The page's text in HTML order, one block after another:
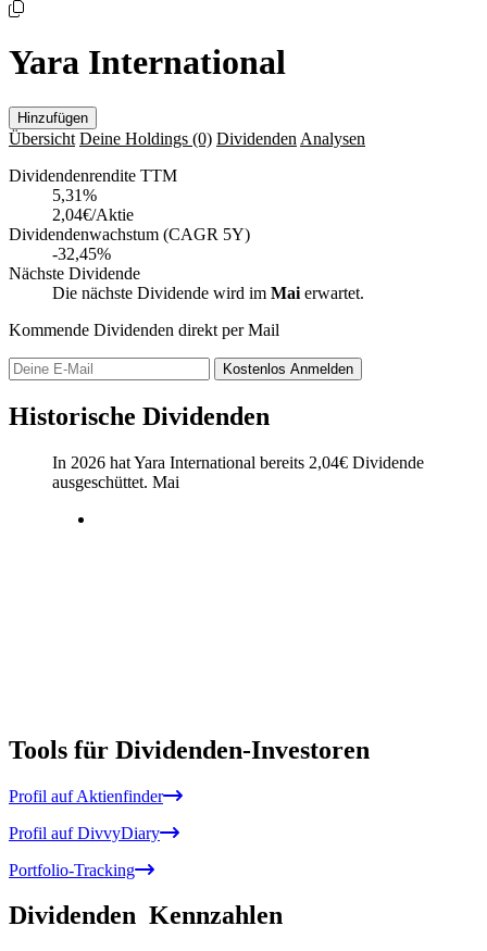
Yara International
Hinzufügen
Übersicht Deine Holdings (0) Dividenden Analysen
Dividendenrendite TTM
5,31%
2,04€/Aktie
Dividendenwachstum (CAGR 5Y)
-32,45%
Nächste Dividende
Die nächste Dividende wird im Mai erwartet.
Kommende Dividenden direkt per Mail
Kostenlos Anmelden
Historische Dividenden
In 2026 hat Yara International bereits 2,04€ Dividende
ausgeschüttet. Mai
Tools für Dividenden-Investoren
Profil auf Aktienfinder
Profil auf DivvyDiary
Portfolio-Tracking
Dividenden Kennzahlen